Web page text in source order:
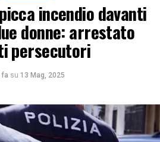
incendio davanti
donne: arrestato
persecutori
fa su 13 Mag, 2025